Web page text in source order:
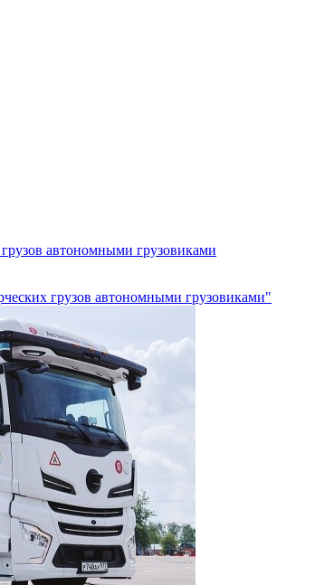
автономными грузовиками
грузов автономными грузовиками"